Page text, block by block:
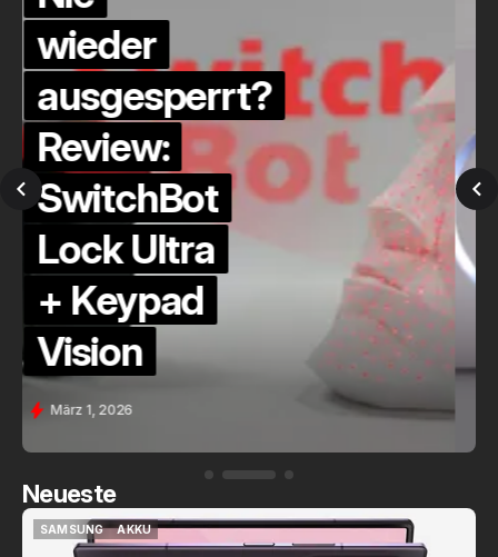
Die Alexa-
Alternative?
QuickCheck:
Home
Assistant
Voice (PE)
Feb. 9, 2026
Neueste
SAMSUNG
SAMSUNG
AKKU
AKKU